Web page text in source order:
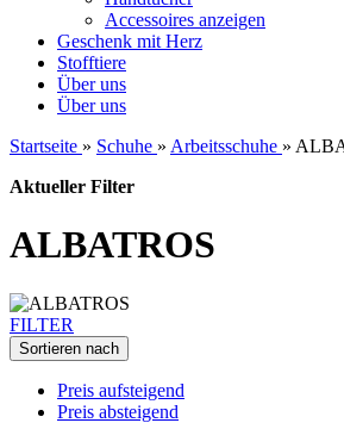
Accessoires anzeigen
Geschenk mit Herz
Stofftiere
Über uns
Über uns
Startseite » Schuhe » Arbeitsschuhe »
Aktueller Filter
ALBATROS
FILTER
Sortieren nach
Preis aufsteigend
Preis absteigend